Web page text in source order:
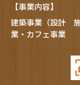
【事業内容】
建築事業（設計
業・カフェ事業